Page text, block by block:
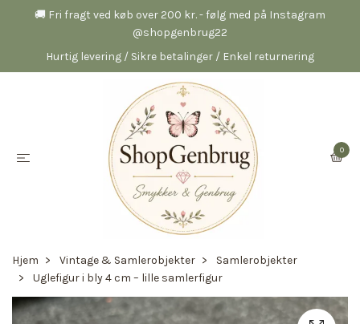
🚚 Fri fragt ved køb over 200 kr. - følg med på Instagram
@shopgenbrug22
Hurtig levering / Sikre betalinger / Enkel returnering
0
Hjem Vintage & Samlerobjekter
Samlerobjekter
Uglefigur i bly 4 cm – lille samlerfigur